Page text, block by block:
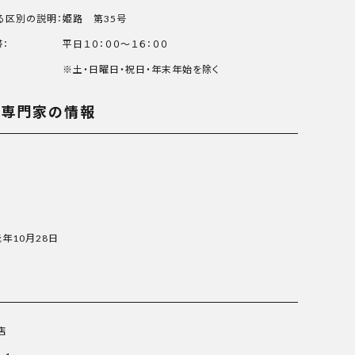
別の説明： 姫路 第35号
平日１０：００～１６：００
※土・日曜日・祝日・年末年始を除く
門家の情報
10月28日